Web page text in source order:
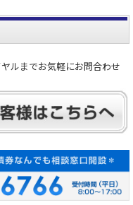
ルまでお気軽にお問合わせ